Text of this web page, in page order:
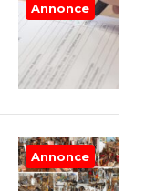
Annonce
Annonce